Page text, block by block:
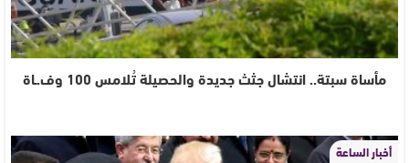
مأساة سبتة.. انتشال جثث جديدة والحصيلة تُلامس 100 وف.ـاة
أخبار الساعة